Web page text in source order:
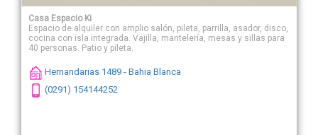
Casa Espacio Ki
Espacio de alquiler con amplio salón, pileta, parrilla, asador, disco,
cocina con isla integrada. Vajilla, mantelería, mesas y sillas para
40 personas. Patio y pileta.
Hernandarias 1489 - Bahia Blanca
(0291) 154144252